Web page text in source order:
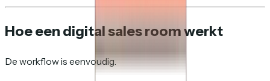
Hoe een digital sales room werkt
De workflow is eenvoudig.